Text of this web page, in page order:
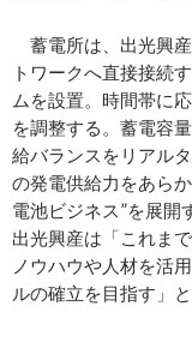
蓄電所は、出光興
トワークへ直接接続
ムを設置。時間帯に
を調整する。蓄電容
給バランスをリアル
の発電供給力をあら
電池ビジネス”を
出光興産は「これま
ノウハウや人材を活
ルの確立を目指す」と